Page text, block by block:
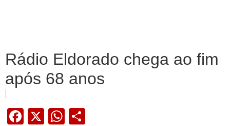
Rádio Eldorado chega ao fim
após 68 anos
Facebook
X WhatsApp